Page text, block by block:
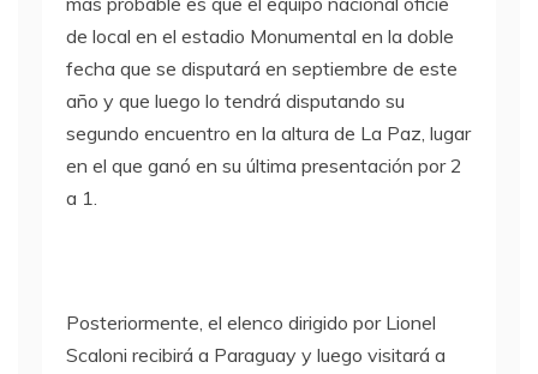
de local en el estadio Monumental en la doble
fecha que se disputará en septiembre de este
año y que luego lo tendrá disputando su
segundo encuentro en la altura de La Paz, lugar
en el que ganó en su última presentación por 2
a 1.
Posteriormente, el elenco dirigido por Lionel
Scaloni recibirá a Paraguay y luego visitará a